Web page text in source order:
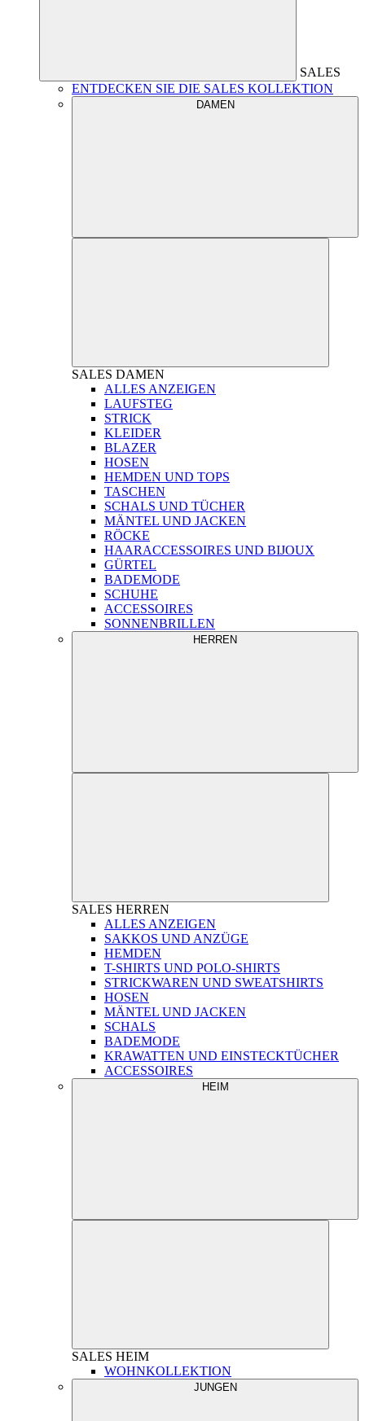
SALES
ENTDECKEN SIE DIE SALES KOLLEKTION
DAMEN
SALES DAMEN
ALLES ANZEIGEN
LAUFSTEG
STRICK
KLEIDER
BLAZER
HOSEN
HEMDEN UND TOPS
TASCHEN
SCHALS UND TÜCHER
MÄNTEL UND JACKEN
RÖCKE
HAARACCESSOIRES UND BIJOUX
GÜRTEL
BADEMODE
SCHUHE
ACCESSOIRES
SONNENBRILLEN
HERREN
SALES HERREN
ALLES ANZEIGEN
SAKKOS UND ANZÜGE
HEMDEN
T-SHIRTS UND POLO-SHIRTS
STRICKWAREN UND SWEATSHIRTS
HOSEN
MÄNTEL UND JACKEN
SCHALS
BADEMODE
KRAWATTEN UND EINSTECKTÜCHER
ACCESSOIRES
HEIM
SALES HEIM
WOHNKOLLEKTION
JUNGEN